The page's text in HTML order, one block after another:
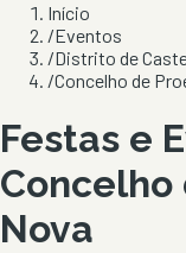
Início
/Eventos
/Distrito de
/Concelho de
Festas e
Concelho
Nova